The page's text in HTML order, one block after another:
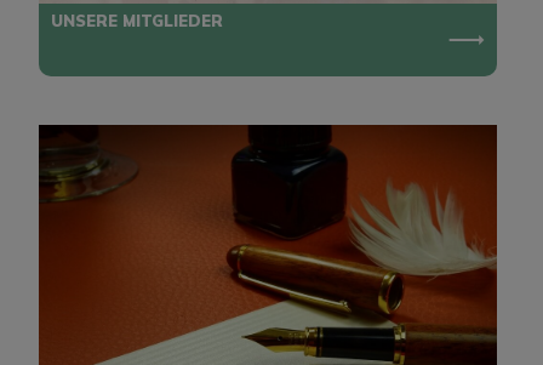
UNSERE MITGLIEDER